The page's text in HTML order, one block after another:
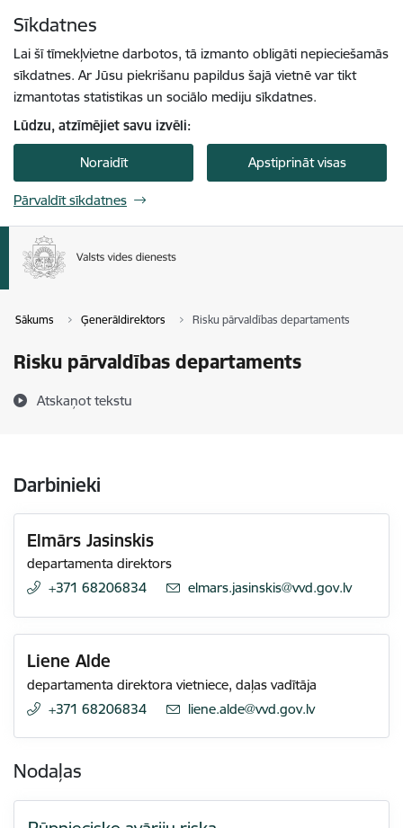
Sīkdatnes
Lai šī tīmekļvietne darbotos, tā izmanto obligāti nepieciešamās
sīkdatnes. Ar Jūsu piekrišanu papildus šajā vietnē var tikt
izmantotas statistikas un sociālo mediju sīkdatnes.
Lūdzu, atzīmējiet savu izvēli:
Noraidīt Apstiprināt visas
Pārvaldīt sīkdatnes
Sākums Ģenerāldirektors Risku pārvaldības departaments
Risku pārvaldības departaments
Atskaņot tekstu
Darbinieki
Elmārs Jasinskis
departamenta direktors
+371 68206834
E-pasts:
elmars.jasinskis@vvd.gov.lv
Liene Alde
departamenta direktora vietniece, daļas vadītāja
+371 68206834
E-pasts:
liene.alde@vvd.gov.lv
Nodaļas